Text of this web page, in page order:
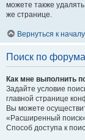
можете также
же странице.
Вернуться к началу
Поиск по
Как мне выполнить
Задайте условие
главной странице
Вы можете
«Расширенный
Способ доступа к